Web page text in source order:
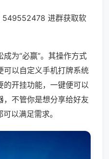
549552478 进群获取软
为“必赢”。其操作方式
可以自定义手机打牌系统
的开挂功能，一键便可以
，不管你是想分享给好友
以满足需求。